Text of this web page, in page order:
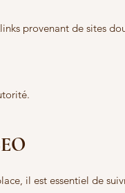
provenant de sites
il est essentiel de